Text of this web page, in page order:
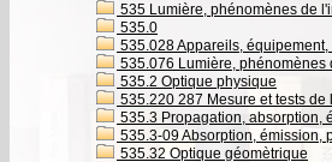
535 Lumière, phénomènes de
535.0
535.028 Appareils, équipement,
535.076 Lumière, phénomènes
535.2 Optique physique
535.220 287 Mesure et tests
535.3 Propagation, absorption,
535.3-09 Absorption, émission,
535.32 Optique géomètrique